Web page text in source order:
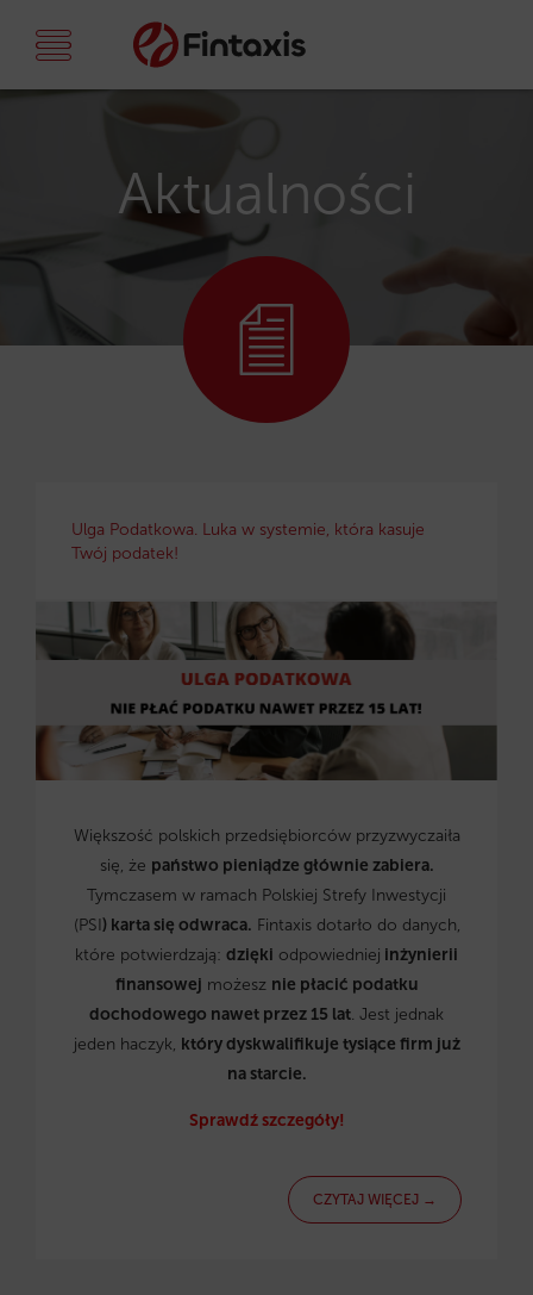
Aktualności
Ulga Podatkowa. Luka w systemie, która kasuje
Twój podatek!
Większość polskich przedsiębiorców przyzwyczaiła
się, że państwo pieniądze głównie zabiera.
Tymczasem w ramach Polskiej Strefy Inwestycji
(PSI) karta się odwraca. Fintaxis dotarło do danych,
które potwierdzają: dzięki odpowiedniej inżynierii
finansowej możesz nie płacić podatku
dochodowego nawet przez 15 lat. Jest jednak
jeden haczyk, który dyskwalifikuje tysiące firm już
na starcie.
Sprawdź szczegóły!
CZYTAJ WIĘCEJ →